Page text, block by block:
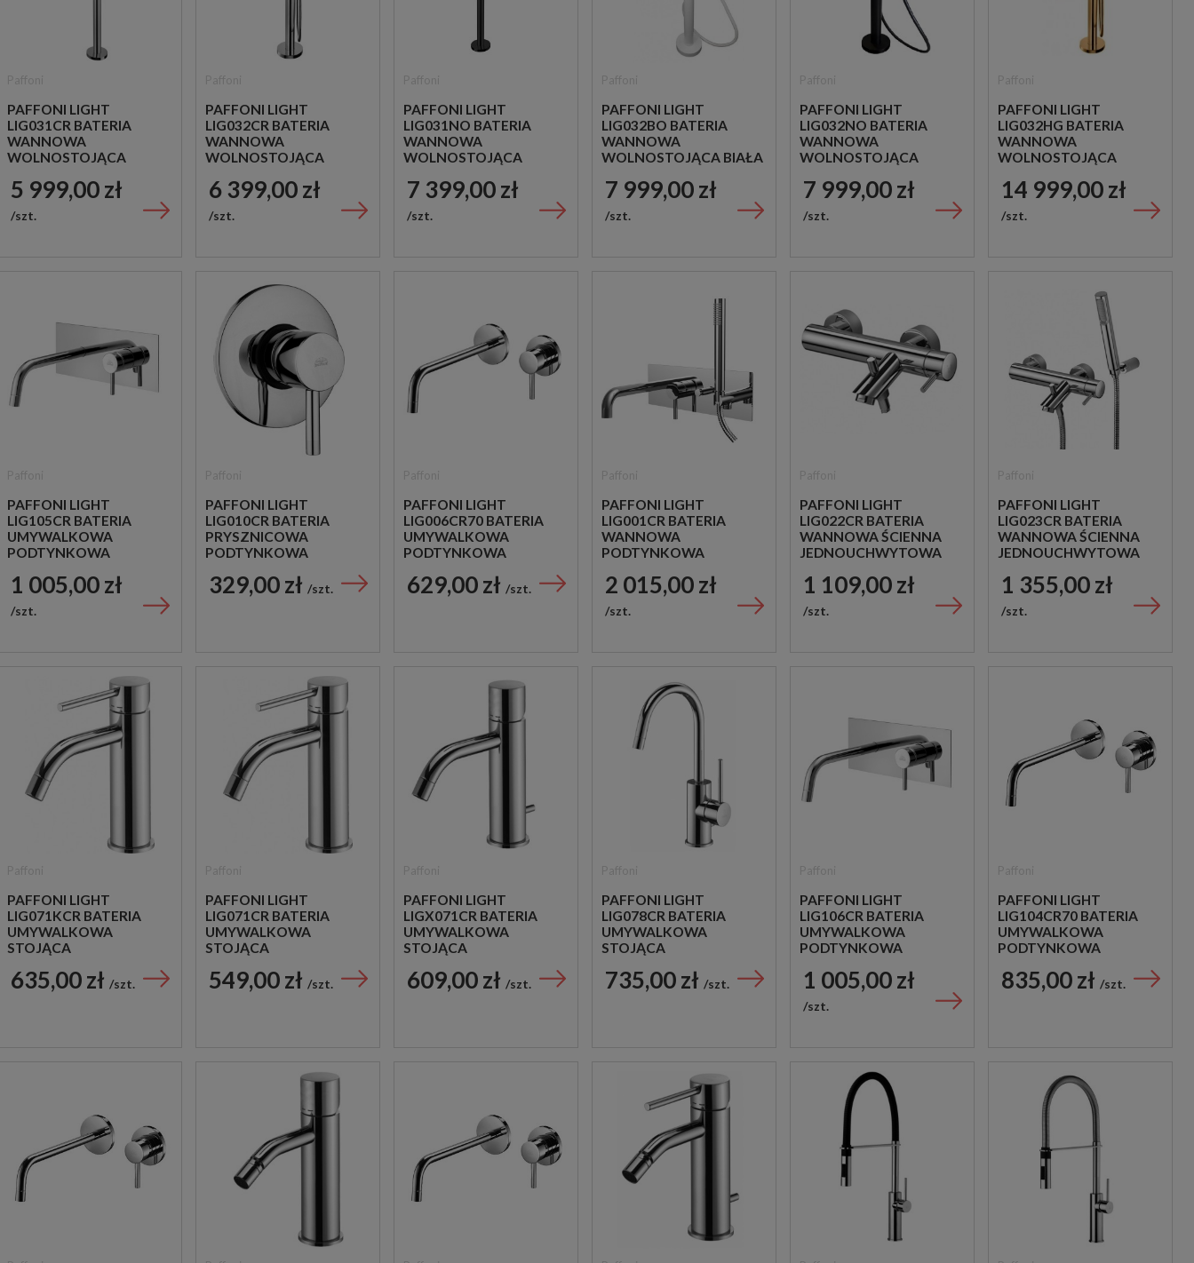
PAFFONI LIGHT
LIG031CR BATERIA
WANNOWA
WOLNOSTOJĄCA
5 999,00 zł
szt.
PAFFONI LIGHT
LIG032CR BATERIA
WANNOWA
WOLNOSTOJĄCA
6 399,00 zł
szt.
PAFFONI LIGHT
LIG031NO BATERIA
WANNOWA
WOLNOSTOJĄCA
7 399,00 zł
szt.
PAFFONI LIGHT
LIG032BO BATERIA
WANNOWA
WOLNOSTOJĄCA BIAŁA
7 999,00 zł
szt.
PAFFONI LIGHT
LIG032NO BATERIA
WANNOWA
WOLNOSTOJĄCA
7 999,00 zł
szt.
PAFFONI LIGHT
LIG032HG BATERIA
WANNOWA
WOLNOSTOJĄCA
14 999,00 zł
szt.
PAFFONI LIGHT
LIG105CR BATERIA
UMYWALKOWA
PODTYNKOWA
CHROM
1 005,00 zł
szt.
PAFFONI LIGHT
LIG010CR BATERIA
PRYSZNICOWA
PODTYNKOWA
CHROM
329,00 zł szt.
PAFFONI LIGHT
LIG006CR70 BATERIA
UMYWALKOWA
PODTYNKOWA
CHROM
629,00 zł szt.
PAFFONI LIGHT
LIG001CR BATERIA
WANNOWA
PODTYNKOWA
CHROM
2 015,00 zł
szt.
PAFFONI LIGHT
LIG022CR BATERIA
WANNOWA ŚCIENNA
JEDNOUCHWYTOWA
1 109,00 zł
szt.
PAFFONI LIGHT
LIG023CR BATERIA
WANNOWA ŚCIENNA
JEDNOUCHWYTOWA
1 355,00 zł
szt.
PAFFONI LIGHT
LIG071KCR BATERIA
UMYWALKOWA
STOJĄCA
CHROM
635,00 zł szt.
PAFFONI LIGHT
LIG071CR BATERIA
UMYWALKOWA
STOJĄCA
CHROM
549,00 zł szt.
PAFFONI LIGHT
LIGX071CR BATERIA
UMYWALKOWA
STOJĄCA
CHROM
609,00 zł szt.
PAFFONI LIGHT
LIG078CR BATERIA
UMYWALKOWA
STOJĄCA
CHROM
735,00 zł szt.
PAFFONI LIGHT
LIG106CR BATERIA
UMYWALKOWA
PODTYNKOWA
CHROM
1 005,00 zł
szt.
PAFFONI LIGHT
LIG104CR70 BATERIA
UMYWALKOWA
PODTYNKOWA
CHROM
835,00 zł szt.